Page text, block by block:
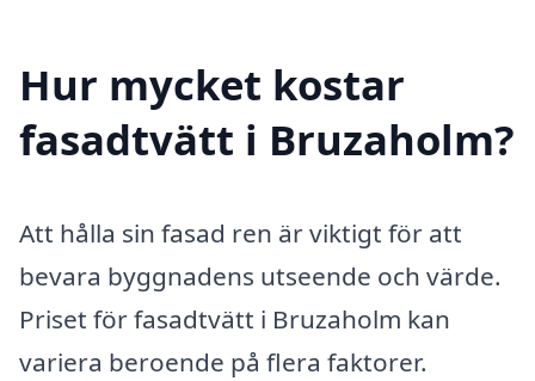
Hur mycket kostar
fasadtvätt i Bruzaholm?
Att hålla sin fasad ren är viktigt för att
bevara byggnadens utseende och värde.
Priset för fasadtvätt i Bruzaholm kan
variera beroende på flera faktorer.